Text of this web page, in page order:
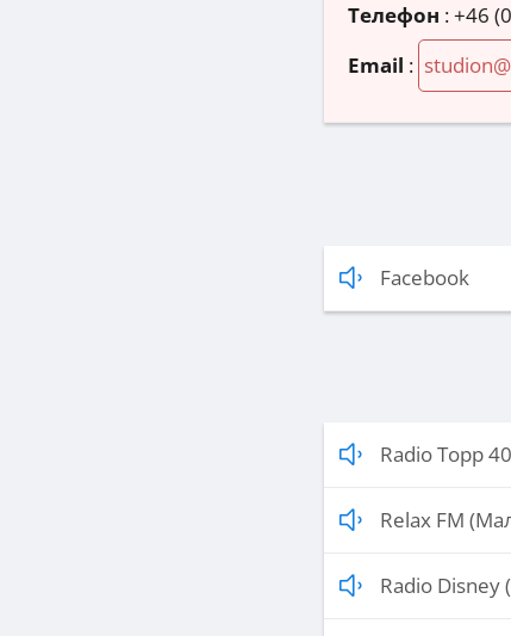
Телефон :+46
Email :
Facebook
Radio Topp
Relax FM
Radio Disney